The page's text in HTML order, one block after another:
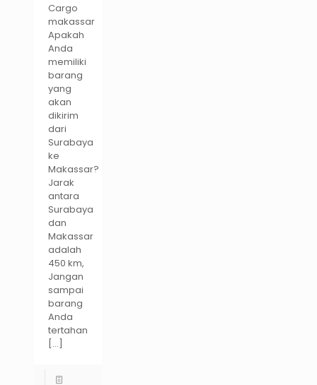
Cargo
makassar
Apakah
Anda
memiliki
barang
yang
akan
dikirim
dari
Surabaya
ke
Makassar?
Jarak
antara
Surabaya
dan
Makassar
adalah
450 km,
Jangan
sampai
barang
Anda
tertahan
[…]